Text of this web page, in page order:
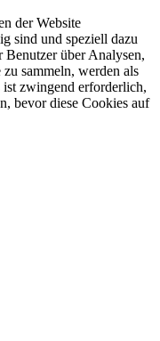
der Website
sind und speziell dazu
Benutzer über Analysen,
sammeln, werden als
zwingend erforderlich,
bevor diese Cookies auf